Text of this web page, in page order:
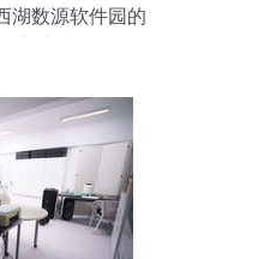
湖数源软件园的